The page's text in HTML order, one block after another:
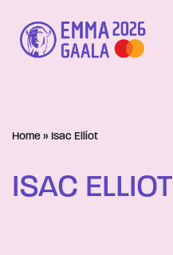
Siirry
suoraan
Home » Isac Elliot
ISAC ELLIOT